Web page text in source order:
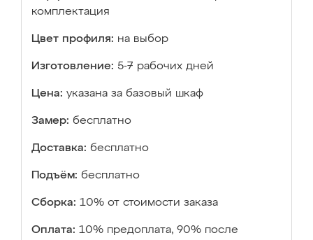
комплектация
Цвет профиля: на выбор
Изготовление: 5-7 рабочих дней
Цена: указана за базовый шкаф
Замер: бесплатно
Доставка: бесплатно
Подъём: бесплатно
Сборка: 10% от стоимости заказа
Оплата: 10% предоплата, 90% после